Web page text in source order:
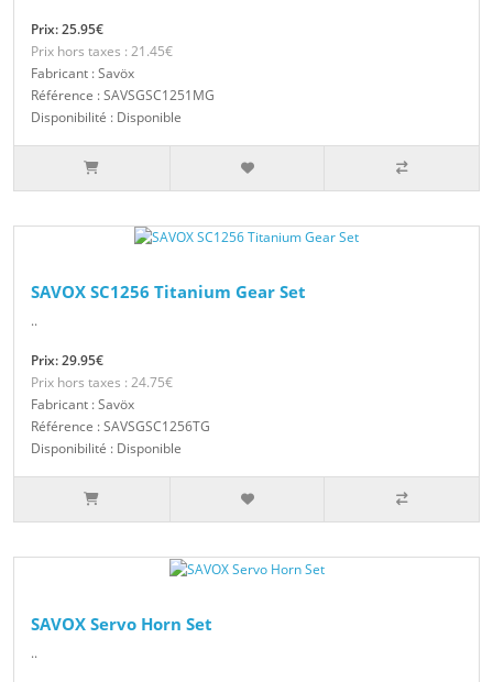
Prix: 25.95€
Prix hors taxes : 21.45€
Fabricant : Savöx
Référence : SAVSGSC1251MG
Disponibilité : Disponible
SAVOX SC1256 Titanium Gear Set
..
Prix: 29.95€
Prix hors taxes : 24.75€
Fabricant : Savöx
Référence : SAVSGSC1256TG
Disponibilité : Disponible
SAVOX Servo Horn Set
..